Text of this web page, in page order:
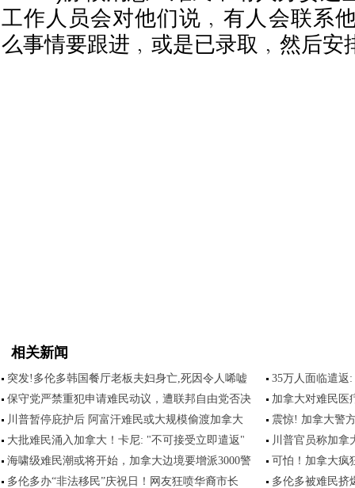
工作人员会对他们说﹐有人会联系
么事情要跟进﹐或是已录取﹐然后安
相关新闻
突发!多伦多韩国餐厅老板夫妇身亡,死因令人唏嘘
35万人面临遣返
保守党严禁重犯申请难民动议，遭联邦自由党否决
加拿大对难民医
川普暂停庇护后 阿富汗难民或大规模偷渡加拿大
震惊! 加拿大警
大批难民涌入加拿大！卡尼: "不可接受立即遣返"
川普官员称加拿
海啸级难民潮或将开始，加拿大边境要增派3000警
可怕！加拿大疯
多伦多办“非法移民”庆祝日！网友狂喷华裔市长
多伦多被难民挤